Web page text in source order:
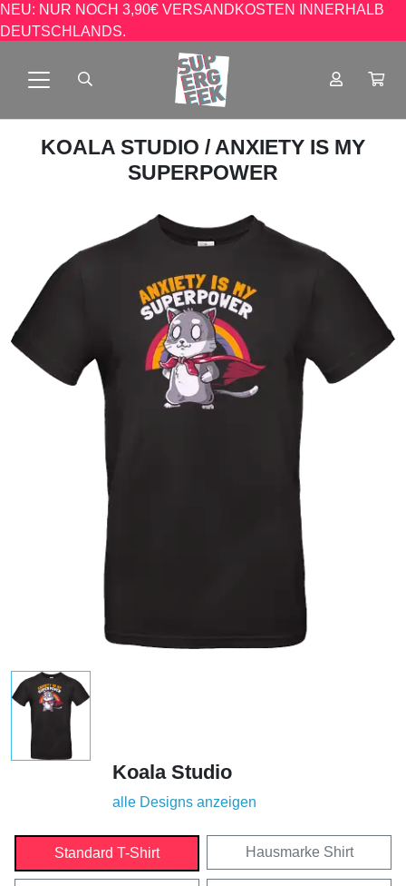
NEU: NUR NOCH 3,90€ VERSANDKOSTEN INNERHALB
DEUTSCHLANDS.
KOALA STUDIO / ANXIETY IS MY
SUPERPOWER
Koala Studio
alle Designs anzeigen
Standard T-Shirt Hausmarke Shirt